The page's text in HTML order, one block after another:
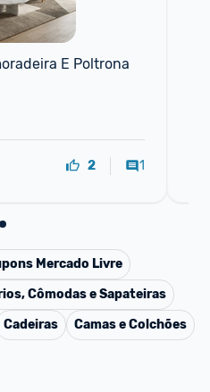
E Poltrona
2 1
Mercado Livre
Cômodas e Sapateiras
Cadeiras
Camas e Colchões